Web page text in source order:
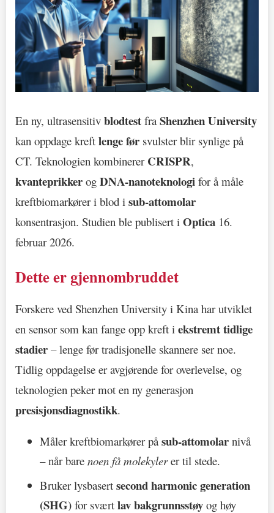
En ny, ultrasensitiv blodtest fraShenzhen University
kan oppdage kreft lenge før svulster blir synlige på
CT. Teknologien kombinerer CRISPR,
kvanteprikker og DNA-nanoteknologi for å måle
kreftbiomarkører i blod i sub-attomolar
konsentrasjon. Studien ble publisert i Optica 16.
februar 2026.
Dette er gjennombruddet
Forskere ved Shenzhen University i Kina har utviklet
en sensor som kan fange opp kreft i ekstremt tidlige
stadier – lenge før tradisjonelle skannere ser noe.
Tidlig oppdagelse er avgjørende for overlevelse, og
teknologien peker mot en ny generasjon
presisjonsdiagnostikk.
Måler kreftbiomarkører påsub-attomolar nivå
– når bare noen få molekylerer til stede.
Bruker lysbasert second harmonic generation
(SHG) for svært lav bakgrunnsstøy og høy